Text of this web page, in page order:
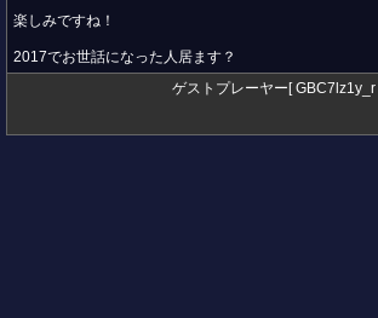
楽しみですね！
2017でお世話になった人居ます？
ゲストプレーヤー[